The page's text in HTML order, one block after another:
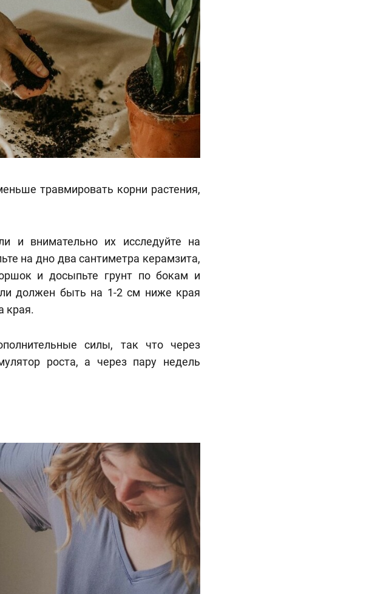
травмировать корни растения,
и внимательно их исследуйте на
на дно два сантиметра керамзита,
и досыпьте грунт по бокам и
должен быть на 1-2 см ниже края
края.
силы, так что через
роста, а через пару недель